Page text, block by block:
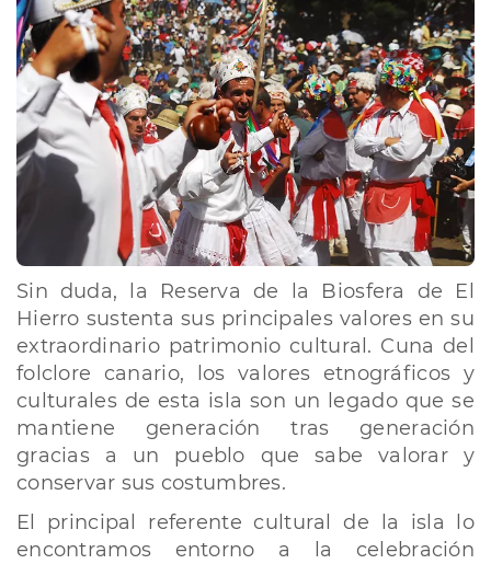
Sin duda, la Reserva de la Biosfera de El
Hierro sustenta sus principales valores en su
extraordinario patrimonio cultural. Cuna del
folclore canario, los valores etnográficos y
culturales de esta isla son un legado que se
mantiene generación tras generación
gracias a un pueblo que sabe valorar y
conservar sus costumbres.
El principal referente cultural de la isla lo
encontramos entorno a la celebración